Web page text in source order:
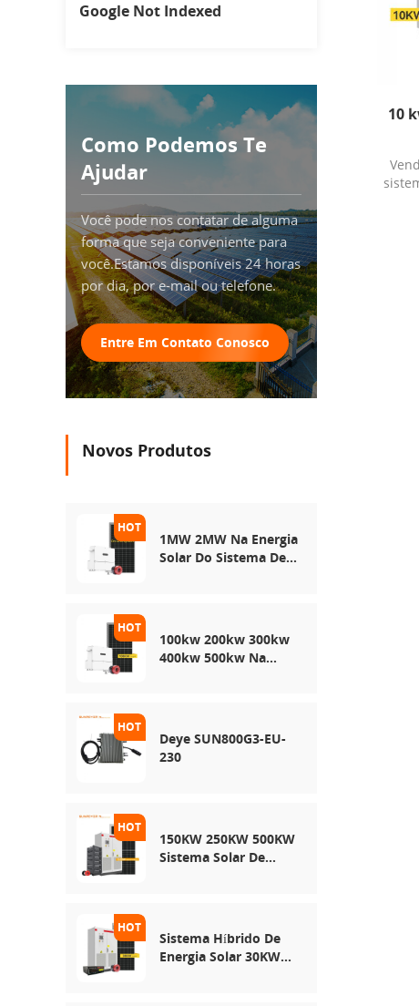
10
Google Not Indexed
Como Podemos Te
Ajudar
Você pode nos contatar de alguma
forma que seja conveniente para
você.Estamos disponíveis 24 horas
por dia, por e-mail ou telefone.
Entre Em Contato Conosco
Novos Produtos
1MW 2MW Na Energia
Solar Do Sistema De
100kw 200kw 300kw
400kw 500kw Na
Deye SUN800G3-EU-
230
150KW 250KW 500KW
Sistema Solar De
Sistema Híbrido De
Energia Solar 30KW